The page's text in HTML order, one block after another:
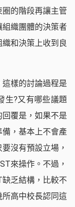
的階段再讓主管
織團體的決策者
和決策上收到良
樣的討論過程是
生?又有哪些議題
覆是，如果不是
，基本上不會產
沒有預設立場，
來操作。不過，
乏結構，比較不
高中校長認同這